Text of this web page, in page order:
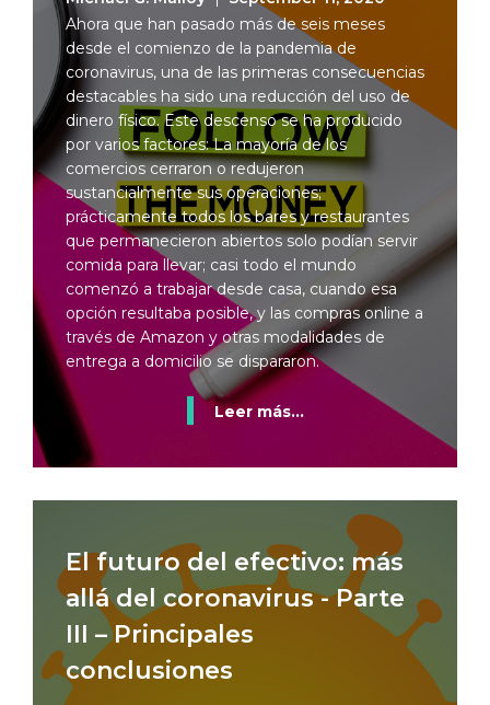
Ahora que han pasado más de seis meses
desde el comienzo de la pandemia de
coronavirus, una de las primeras consecuencias
destacables ha sido una reducción del uso de
dinero físico. Este descenso se ha producido
por varios factores: La mayoría de los
comercios cerraron o redujeron
sustancialmente sus operaciones;
prácticamente todos los bares y restaurantes
que permanecieron abiertos solo podían servir
comida para llevar; casi todo el mundo
comenzó a trabajar desde casa, cuando esa
opción resultaba posible, y las compras online a
través de Amazon y otras modalidades de
entrega a domicilio se dispararon.
Leer más...
El futuro del efectivo: más
allá del coronavirus - Parte
III – Principales
conclusiones